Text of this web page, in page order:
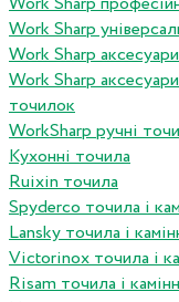
Work Sharp
Work Sharp
Work Sharp
точилок
WorkSharp ручні
Кухонні точила
Ruixin точила
Spyderco точила і
Lansky точила і
Victorinox точила і
Risam точила і